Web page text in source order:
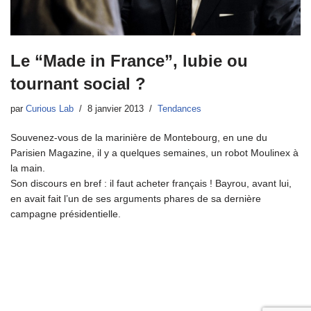
Le “Made in France”, lubie ou
tournant social ?
par Curious Lab 8 janvier 2013 Tendances
Souvenez-vous de la marinière de Montebourg, en une du
Parisien Magazine, il y a quelques semaines, un robot Moulinex à
la main.
Son discours en bref : il faut acheter français ! Bayrou, avant lui,
en avait fait l’un de ses arguments phares de sa dernière
campagne présidentielle.